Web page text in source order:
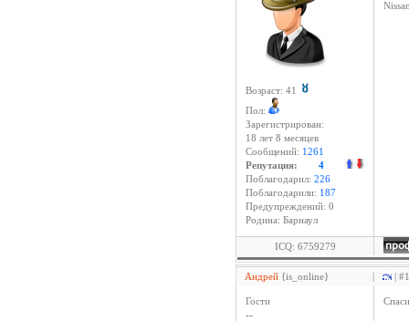
Возраст: 41
Пол:
Зарегистрирован:
18 лет 8 месяцев
Сообщений: 1261
Репутация: 4
Поблагодарил: 226
Поблагодарили: 187
Предупреждений: 0
Родина: Барнаул
ICQ: 6759279
Андрей {is_online} | |
Гости
--